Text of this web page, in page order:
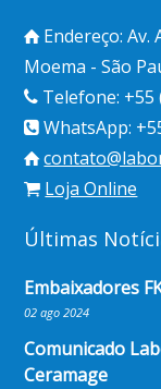
Endereço: Av.
Moema - São
Telefone: +55
WhatsApp:
Loja Online
Últimas
Embaixadores
02 ago 2024
Comunicado
Ceramage